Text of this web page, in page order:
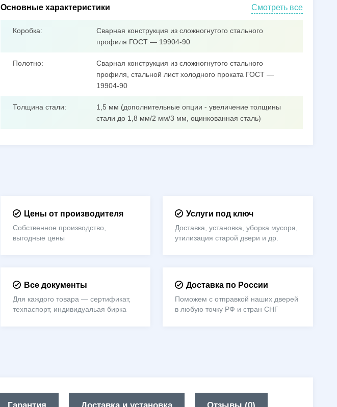
Основные характеристики Смотреть все
Коробка:
Сварная конструкция из сложногнутого стального
профиля ГОСТ — 19904-90
Полотно:
Сварная конструкция из сложногнутого стального
профиля, стальной лист холодного проката ГОСТ —
19904-90
Толщина стали:
1,5 мм (дополнительные опции - увеличение толщины
стали до 1,8 мм/2 мм/3 мм, оцинкованная сталь)
Цены от производителя
Собственное производство,
выгодные цены
Услуги под ключ
Доставка, установка, уборка мусора,
утилизация старой двери и др.
Все документы
Для каждого товара — сертификат,
техпаспорт, индивидуальая бирка
Доставка по России
Поможем с отправкой наших дверей
в любую точку РФ и стран СНГ